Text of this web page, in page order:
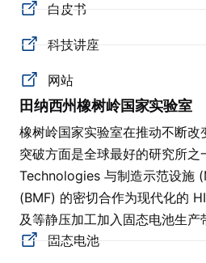
白皮书
科技讲座
网站
田纳西州橡树岭国家实验室
橡树岭国家实验室在推动不断改
突破方面是全球最好的研究所之
Technologies 与制造示范设施
(BMF) 的密切合作为现代化的
及等静压加工加入固态电池生产
固态电池